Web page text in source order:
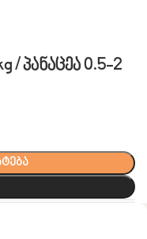
/ პანაცეა 0.5-2